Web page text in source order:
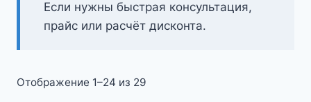
Если нужны быстрая консультация,
прайс или расчёт дисконта.
Отображение 1–24 из 29